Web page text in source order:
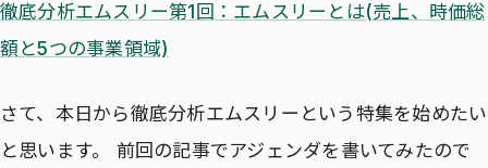
徹底分析エムスリー第1回：エムスリーとは(売上、時価総
額と5つの事業領域)
さて、本日から徹底分析エムスリーという特集を始めたい
と思います。 前回の記事でアジェンダを書いてみたので